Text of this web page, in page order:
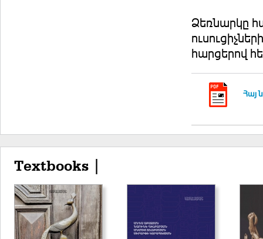
Ձեռնարկը
հարցերով
Հայ
Textbooks |